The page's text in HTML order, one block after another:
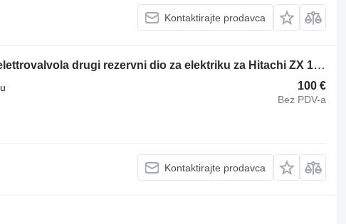
Kontaktirajte prodavca
Parti di Carrozzeria completa di elettrovalvola drugi rezervni dio za elektriku za Hitachi ZX 135U-5 bagera
100 €
Bez PDV-a
Kontaktirajte prodavca